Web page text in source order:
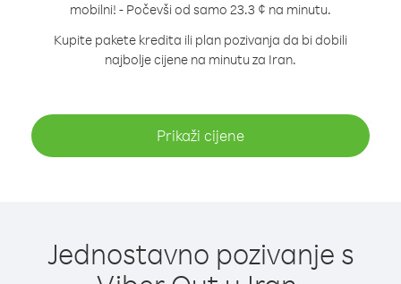
mobilni! - Počevši od samo 23.3 ¢ na minutu.
Kupite pakete kredita ili plan pozivanja da bi dobili
najbolje cijene na minutu za Iran.
Prikaži cijene
Jednostavno pozivanje s